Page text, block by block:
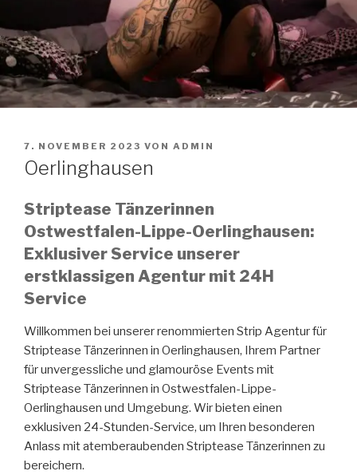
VERÖFFENTLICHT
AM
7. NOVEMBER 2023 VON ADMIN
Oerlinghausen
Striptease Tänzerinnen
Ostwestfalen-Lippe-Oerlinghausen:
Exklusiver Service unserer
erstklassigen Agentur mit 24H
Service
Willkommen bei unserer renommierten Strip Agentur für
Striptease Tänzerinnen in Oerlinghausen, Ihrem Partner
für unvergessliche und glamouröse Events mit
Striptease Tänzerinnen in Ostwestfalen-Lippe-
Oerlinghausen und Umgebung. Wir bieten einen
exklusiven 24-Stunden-Service, um Ihren besonderen
Anlass mit atemberaubenden Striptease Tänzerinnen zu
bereichern.